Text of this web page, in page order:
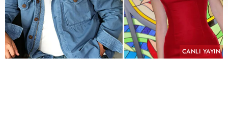
CANLI YAYIN